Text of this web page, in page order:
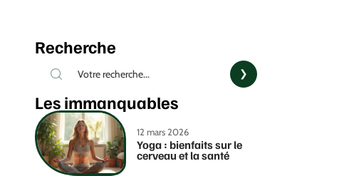
Recherche
Les immanquables
12 mars 2026
Yoga : bienfaits sur le
cerveau et la santé